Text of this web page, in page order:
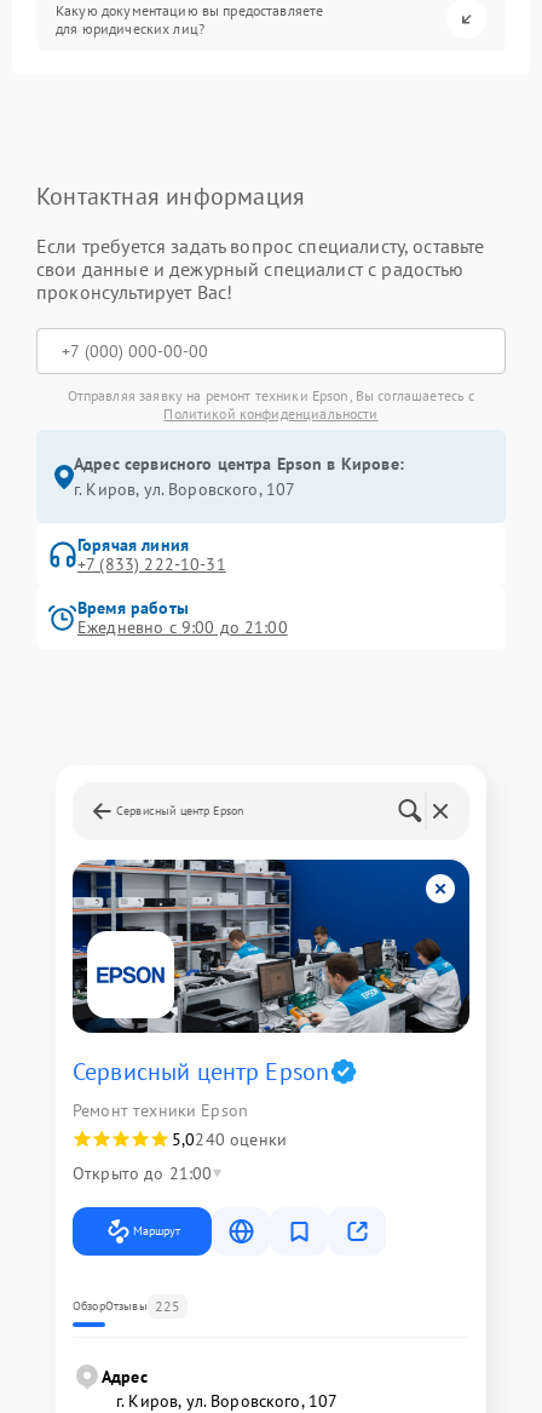
Какую документацию вы предоставляете
для юридических лиц?
Контактная информация
Если требуется задать вопрос специалисту, оставьте
свои данные и дежурный специалист с радостью
проконсультирует Вас!
Отправляя заявку на ремонт техники Epson, Вы соглашаетесь с
Политикой конфиденциальности
Адрес сервисного центра Epson в Кирове:
г. Киров, ул. Воровского, 107
Горячая линия
+7 (833) 222-10-31
Время работы
Ежедневно с 9:00 до 21:00
Сервисный центр Epson
Сервисный центр Epson
Ремонт техники Epson
5,0240 оценки
Открыто до 21:00
Маршрут
ОбзорОтзывы 225
Адрес
г. Киров, ул. Воровского, 107